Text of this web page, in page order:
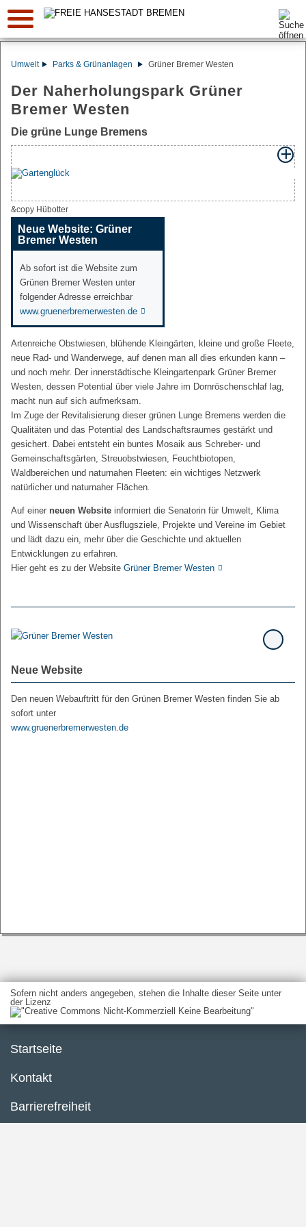
Suche:
Umwelt Parks & Grünanlagen Grüner Bremer Westen
Der Naherholungspark Grüner
Bremer Westen
Die grüne Lunge Bremens
&copy Hübotter
Neue Website: Grüner
Bremer Westen
Ab sofort ist die Website zum
Grünen Bremer Westen unter
folgender Adresse erreichbar
www.gruenerbremerwesten.de
Artenreiche Obstwiesen, blühende Kleingärten, kleine und große Fleete,
neue Rad- und Wanderwege, auf denen man all dies erkunden kann –
und noch mehr. Der innerstädtische Kleingartenpark Grüner Bremer
Westen, dessen Potential über viele Jahre im Dornröschenschlaf lag,
macht nun auf sich aufmerksam.
Im Zuge der Revitalisierung dieser grünen Lunge Bremens werden die
Qualitäten und das Potential des Landschaftsraumes gestärkt und
gesichert. Dabei entsteht ein buntes Mosaik aus Schreber- und
Gemeinschaftsgärten, Streuobstwiesen, Feuchtbiotopen,
Waldbereichen und naturnahen Fleeten: ein wichtiges Netzwerk
natürlicher und naturnaher Flächen.
Auf einer neuen Website informiert die Senatorin für Umwelt, Klima
und Wissenschaft über Ausflugsziele, Projekte und Vereine im Gebiet
und lädt dazu ein, mehr über die Geschichte und aktuellen
Entwicklungen zu erfahren.
Hier geht es zu der Website Grüner Bremer Westen
Neue Website
Den neuen Webauftritt für den Grünen Bremer Westen finden Sie ab
sofort unter
www.gruenerbremerwesten.de
Sofern nicht anders angegeben, stehen die Inhalte dieser Seite unter
der Lizenz
Startseite
Kontakt
Barrierefreiheit